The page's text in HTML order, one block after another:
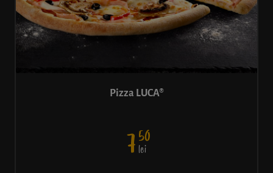
Pizza LUCA®
750
lei